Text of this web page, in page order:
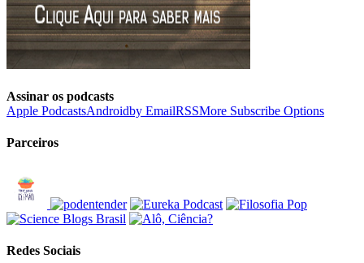
Assinar os podcasts
Apple PodcastsAndroidby EmailRSSMore Subscribe Options
Parceiros
Redes Sociais